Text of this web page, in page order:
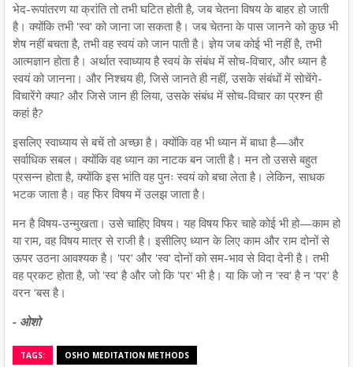
भेद-रूपांतरण या क्रांति तो तभी घटित होती है, जब चेतना विषय के बाहर हो जाती
है। क्योंकि तभी 'स्व' को जाना जा सकता है। जब चेतना के पास जानने को कुछ भी
शेष नहीं बचता है, तभी वह स्वयं को जान पाती है। ज्ञेय जब कोई भी नहीं है, तभी
आत्मज्ञान होता है। अर्थात स्वाध्याय है स्वयं के संबंध में सोच-विचार, और ध्यान है
स्वयं को जानना। और निश्चय ही, जिसे जानते ही नहीं, उसके संबंधों में सोचेंगे-
विचारेंगे क्या? और जिसे जान ही लिया, उसके संबंध में सोच-विचार का प्रश्न ही
कहां है?
इसलिए स्वाध्याय से बचें तो अच्छा है। क्योंकि वह भी ध्यान में बाधा है—और
सर्वाधिक सबल। क्योंकि वह ध्यान का नाटक बन जाती है। मन तो उससे बहुत
प्रसन्न होता है, क्योंकि इस भांति वह पुनः स्वयं को बचा लेता है। लेकिन, साधक
भटक जाता है। वह फिर विषय में उलझ जाता है।
मन है विषय-उन्मुखता। उसे चाहिए विषय। यह विषय फिर चाहे कोई भी हो—काम हो
या राम, वह विषय मात्र से राजी है। इसीलिए ध्यान के लिए काम और राम दोनों से
ऊपर उठना आवश्यक है। 'पर' और 'स्व' दोनों को सम-भाव से विदा देनी है। तभी
वह प्रकट होता है, जो 'स्व' है और जो कि 'पर' भी है। या कि जो न 'स्व' है न ‘पर' है
वरन ‘बस है।
- ओशो
TAGS: OSHO MEDITATION METHODS